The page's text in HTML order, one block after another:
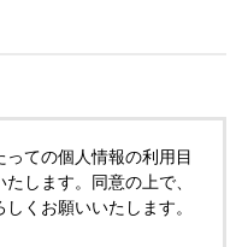
ての個人情報の利用目
します。同意の上で、
くお願いいたします。